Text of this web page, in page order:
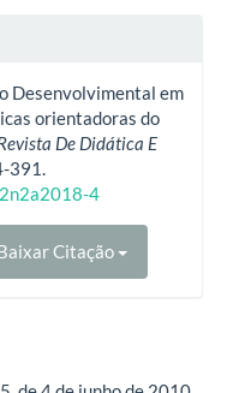
Desenvolvimental em
orientadoras do
De Didática E
391.
4
Citação